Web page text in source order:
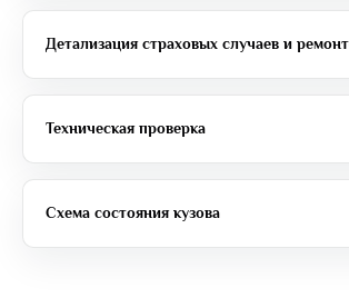
Детализация страховых случаев и
Техническая проверка
Схема состояния кузова